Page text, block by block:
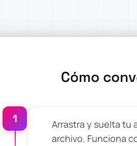
Cómo
1
Arrastra y suelta tu
archivo. Funciona